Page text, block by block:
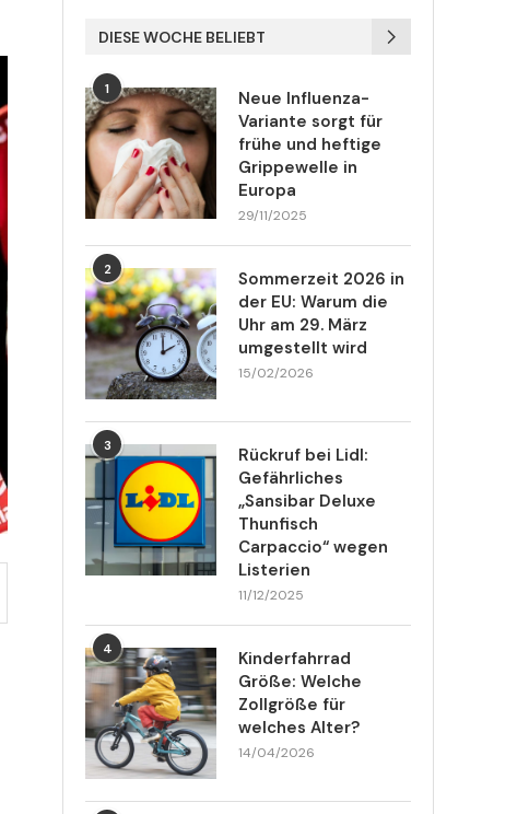
DIESE WOCHE BELIEBT
1
Neue Influenza-
Variante sorgt für
frühe und heftige
Grippewelle in
Europa
29/11/2025
2
Sommerzeit 2026 in
der EU: Warum die
Uhr am 29. März
umgestellt wird
15/02/2026
3
Rückruf bei Lidl:
Gefährliches
„Sansibar Deluxe
Thunfisch
Carpaccio“ wegen
Listerien
11/12/2025
4
Kinderfahrrad
Größe: Welche
Zollgröße für
welches Alter?
14/04/2026